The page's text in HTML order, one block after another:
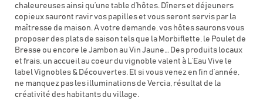
chaleureuses ainsi qu’une table d’hôtes. Dîners et déjeuners
copieux sauront ravir vos papilles et vous seront servis par la
maîtresse de maison. A votre demande, vos hôtes saurons vous
proposer des plats de saison tels que la Morbiflette, le Poulet de
Bresse ou encore le Jambon au Vin Jaune… Des produits locaux
et frais, un accueil au coeur du vignoble valent à L’Eau Vive le
label Vignobles & Découvertes. Et si vous venez en fin d’année,
ne manquez pas les illuminations de Vercia, résultat de la
créativité des habitants du village.